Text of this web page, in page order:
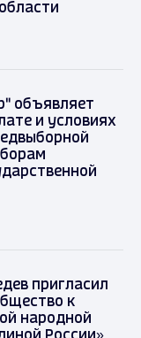
объявляет
и условиях
пригласил
к
народной